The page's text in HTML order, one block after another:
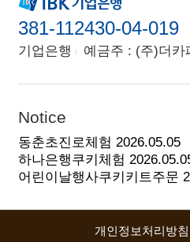
381-112430-04-019
기업은행 예금주 : (주)더카
Notice
동춘초진로체험 2026.05.05
하나은행쿠키체험
어린이날행사쿠키키트주문
개인정보처리방침